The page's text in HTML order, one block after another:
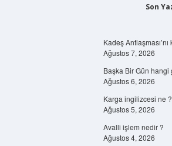
Son
Kadeş
Ağustos 7, 2026
Başka Bir Gün hangi
Ağustos 6, 2026
Karga ingilizcesi ne ?
Ağustos 5, 2026
Avalli işlem nedir ?
Ağustos 4, 2026